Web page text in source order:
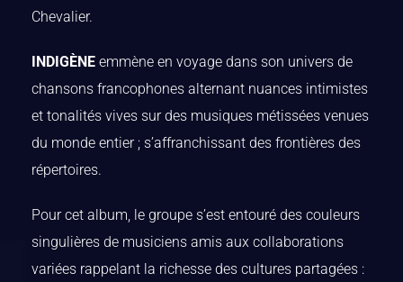
Chevalier.
INDIGÈNE emmène en voyage dans son univers de
chansons francophones alternant nuances intimistes
et tonalités vives sur des musiques métissées venues
du monde entier ; s’affranchissant des frontières des
répertoires.
Pour cet album, le groupe s’est entouré des couleurs
singulières de musiciens amis aux collaborations
variées rappelant la richesse des cultures partagées :